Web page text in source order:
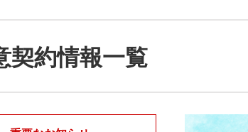
契約情報一覧